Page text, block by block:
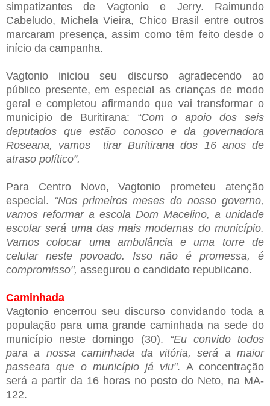
simpatizantes de Vagtonio e Jerry. Raimundo
Cabeludo, Michela Vieira, Chico Brasil entre outros
marcaram presença, assim como têm feito desde o
início da campanha.
Vagtonio iniciou seu discurso agradecendo ao
público presente, em especial as crianças de modo
geral e completou afirmando que vai transformar o
município de Buritirana: “Com o apoio dos seis
deputados que estão conosco e da governadora
Roseana, vamos tirar Buritirana dos 16 anos de
atraso político”.
Para Centro Novo, Vagtonio prometeu atenção
especial. “Nos primeiros meses do nosso governo,
vamos reformar a escola Dom Macelino, a unidade
escolar será uma das mais modernas do município.
Vamos colocar uma ambulância e uma torre de
celular neste povoado. Isso não é promessa, é
compromisso", assegurou o candidato republicano.
Caminhada
Vagtonio encerrou seu discurso convidando toda a
população para uma grande caminhada na sede do
município neste domingo (30). “Eu convido todos
para a nossa caminhada da vitória, será a maior
passeata que o município já viu". A concentração
será a partir da 16 horas no posto do Neto, na MA-
122.